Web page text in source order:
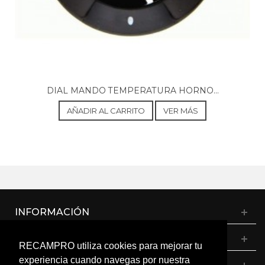
RECAMPRO utiliza cookies para mejorar tu
experiencia cuando navegas por nuestra
MASTERCOOK, FO5ER X 901471036
MASTERCOOK, FOP5ER X 901471054
MASTERCOOK, O5ER X 901470858
UNKNOWN, 1KTP 44 N 901470590
UNKNOWN, 1KTP 46 I 901470634
UNKNOWN, 1KTP 46 N 901470625
UNKNOWN, 1KTS 14 I 901470527
DIAL MANDO TEMPERATURA HORNO...
AÑADIR AL CARRITO VER MÁS
INFORMACIÓN